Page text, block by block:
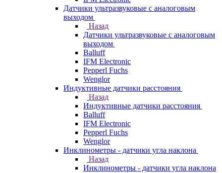
Датчики ультразвуковые с аналоговым
выходом
Назад
Датчики ультразвуковые с аналоговым
выходом
Balluff
IFM Electronic
Pepperl Fuchs
Wenglor
Индуктивные датчики расстояния
Назад
Индуктивные датчики расстояния
Balluff
IFM Electronic
Pepperl Fuchs
Wenglor
Инклинометры - датчики угла наклона
Назад
Инклинометры - датчики угла наклона